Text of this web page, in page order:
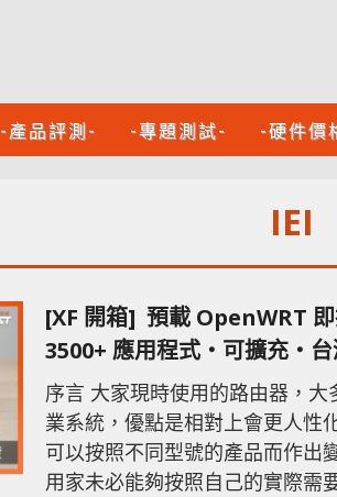
-產品評測- -專題測試- -硬件價
IEI
[XF 開箱] 預載 OpenWRT
3500+ 應用程式‧可擴充‧
PUZZLE-M901/902
序言 大家現時使用的路由器，
業系統，優點是相對上會更人性
可以按照不同型號的產品而作出
用家未必能夠按照自己的實際需